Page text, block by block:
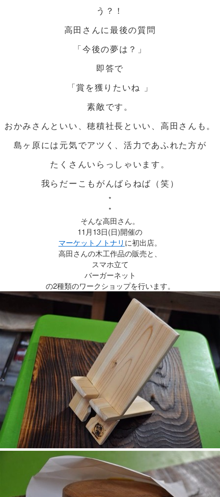
う？！
高田さんに最後の質問
「今後の夢は？」
即答で
「賞を獲りたいね 」
素敵です。
おかみさんといい、穂積社長といい、高田さんも。
島ヶ原には元気でアツく、活力であふれた方が
たくさんいらっしゃいます。
我らだーこもがんばらねば（笑）
*
*
そんな高田さん。
11月13日(日)開催の
マーケットノトナリ に初出店。
高田さんの木工作品の販売と、
スマホ立て
バーガーネット
の2種類のワークショップを行います。